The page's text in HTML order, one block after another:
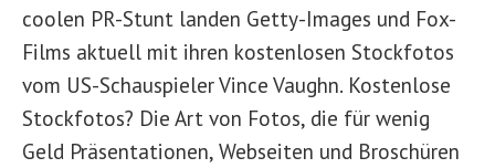
coolen PR-Stunt landen Getty-Images und Fox-
Films aktuell mit ihren kostenlosen Stockfotos
vom US-Schauspieler Vince Vaughn. Kostenlose
Stockfotos? Die Art von Fotos, die für wenig
Geld Präsentationen, Webseiten und Broschüren